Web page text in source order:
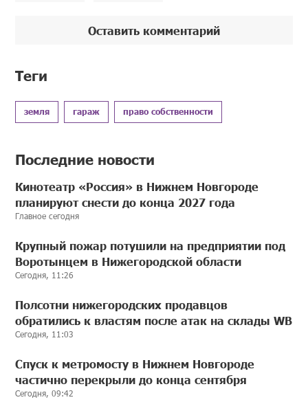
Оставить комментарий
Теги
земля гараж право собственности
Последние новости
Кинотеатр «Россия» в Нижнем Новгороде
планируют снести до конца 2027 года
Главное сегодня
Крупный пожар потушили на предприятии под
Воротынцем в Нижегородской области
Сегодня, 11:26
Полсотни нижегородских продавцов
обратились к властям после атак на склады WB
Сегодня, 11:03
Спуск к метромосту в Нижнем Новгороде
частично перекрыли до конца сентября
Сегодня, 09:42